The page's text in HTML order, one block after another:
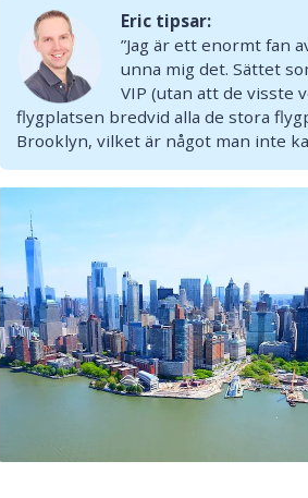
Eric tipsar:
”Jag är ett enormt fan
unna mig det. Sättet
VIP (utan att de visste
flygplatsen bredvid alla de stora
Brooklyn, vilket är något man inte